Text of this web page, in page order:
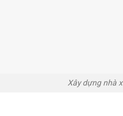
Xây dựng nhà